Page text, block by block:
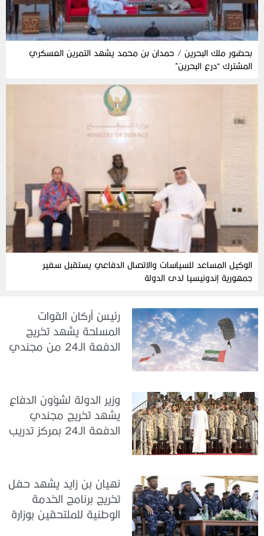
بحضور ملك البحرين / حمدان بن محمد يشهد التمرين العسكري
المشترك “درع البحرين”
الوكيل المساعد للسياسات والاتصال الدفاعي يستقبل سفير
جمهورية إندونيسيا لدى الدولة
رئيسُ أركان القوات
المسلحة يشهد تخريج
الدفعة الـ24 من مجندي
وزير الدولة لشؤون الدفاع
يشهد تخريج مجندي
الدفعة الـ24 بمركز تدريب
نهيان بن زايد يشهد حفل
تخريج برنامج الخدمة
الوطنية للملتحقين بوزارة